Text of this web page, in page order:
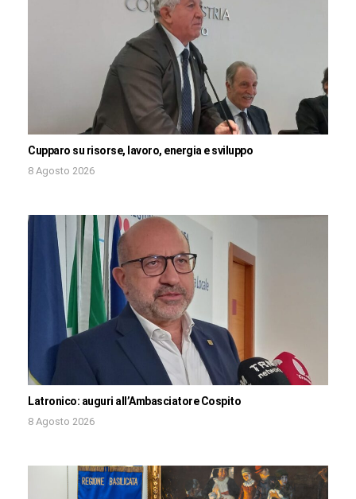
Cupparo su risorse, lavoro, energia e sviluppo
8 Agosto 2026
Latronico: auguri all’Ambasciatore Cospito
8 Agosto 2026